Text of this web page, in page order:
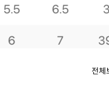
전체